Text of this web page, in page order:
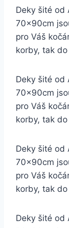
Deky šité od
70x90cm
pro Váš
korby, tak
Deky šité od
70x90cm
pro Váš
korby, tak
Deky šité od
70x90cm
pro Váš
korby, tak
Deky šité od